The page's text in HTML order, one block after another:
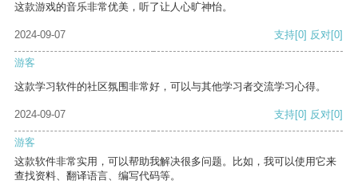
这款游戏的音乐非常优美，听了让人心旷神怡。
2024-09-07 支持[0] 反对[0]
游客
这款学习软件的社区氛围非常好，可以与其他学习者交流学习心得。
2024-09-07 支持[0] 反对[0]
游客
这款软件非常实用，可以帮助我解决很多问题。比如，我可以使用它来
查找资料、翻译语言、编写代码等。